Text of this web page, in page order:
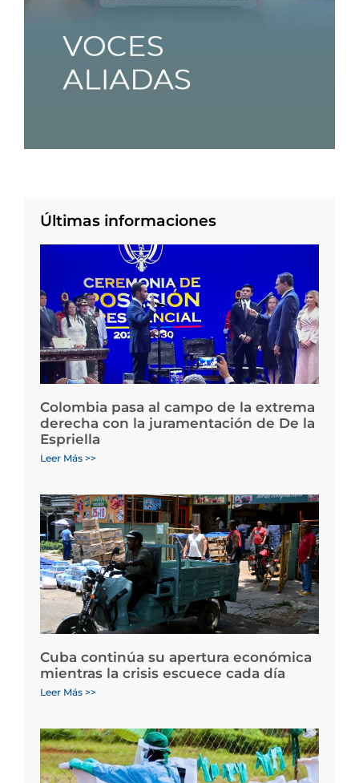
Últimas informaciones
Colombia pasa al campo de la extrema
derecha con la juramentación de De la
Espriella
Leer Más >>
Cuba continúa su apertura económica
mientras la crisis escuece cada día
Leer Más >>